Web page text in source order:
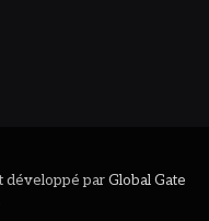
développé parGlobal Gate